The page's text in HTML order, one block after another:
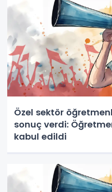
Özel sektör
sonuç verdi:
kabul edildi